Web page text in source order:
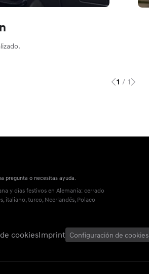
1 / 1
pregunta o necesitas ayuda.
y días festivos en Alemania: cerrado
italiano, turco, Neerlandés, Polaco
cookiesImprint Configuración de cookies